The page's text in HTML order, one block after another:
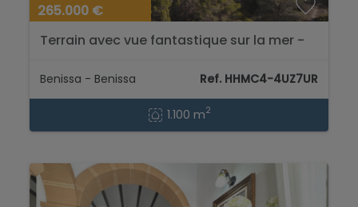
265.000 €
Terrain avec vue fantastique sur la mer -
Benissa - Benissa Ref. HHMC4-4UZ7UR
1.100 m2